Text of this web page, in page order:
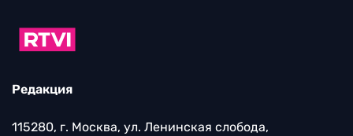
Редакция
115280, г. Москва, ул. Ленинская слобода,